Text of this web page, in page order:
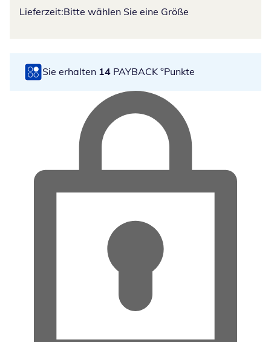
Lieferzeit:Bitte wählen Sie eine Größe
Sie erhalten 14 PAYBACK °Punkte